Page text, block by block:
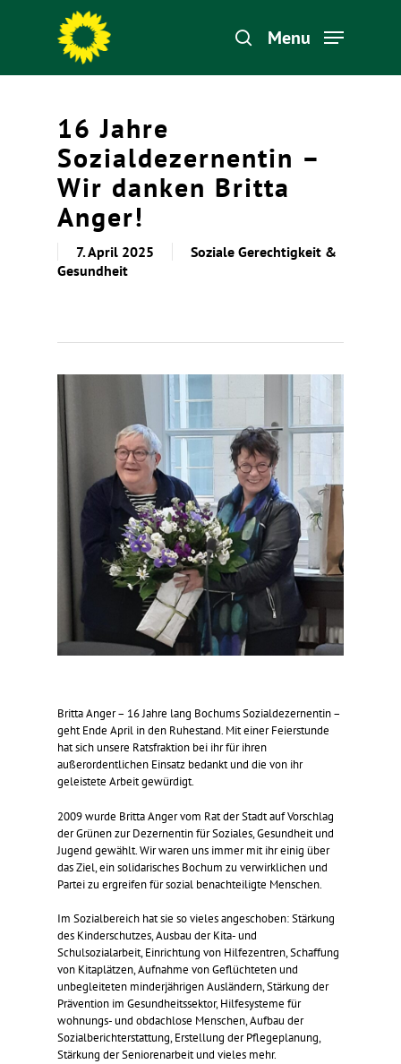
Menu
16 Jahre
Sozialdezernentin –
Wir danken Britta
Anger!
7. April 2025
Soziale Gerechtigkeit &
Gesundheit
Britta Anger – 16 Jahre lang Bochums Sozialdezernentin –
geht Ende April in den Ruhestand. Mit einer Feierstunde
hat sich unsere Ratsfraktion bei ihr für ihren
außerordentlichen Einsatz bedankt und die von ihr
geleistete Arbeit gewürdigt.
2009 wurde Britta Anger vom Rat der Stadt auf Vorschlag
der Grünen zur Dezernentin für Soziales, Gesundheit und
Jugend gewählt. Wir waren uns immer mit ihr einig über
das Ziel, ein solidarisches Bochum zu verwirklichen und
Partei zu ergreifen für sozial benachteiligte Menschen.
Im Sozialbereich hat sie so vieles angeschoben: Stärkung
des Kinderschutzes, Ausbau der Kita- und
Schulsozialarbeit, Einrichtung von Hilfezentren, Schaffung
von Kitaplätzen, Aufnahme von Geflüchteten und
unbegleiteten minderjährigen Ausländern, Stärkung der
Prävention im Gesundheitssektor, Hilfesysteme für
wohnungs- und obdachlose Menschen, Aufbau der
Sozialberichterstattung, Erstellung der Pflegeplanung,
Stärkung der Seniorenarbeit und vieles mehr.